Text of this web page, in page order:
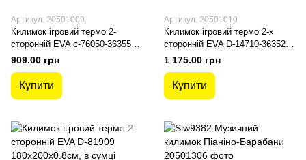
Артикул: 20501009
Килимок ігровий термо 2-
сторонній EVA с-76050-36355
180х120х0.8см, в сумці
909.00 грн
Купити
Артикул: 20501010
Килимок ігровий термо 2-х
сторонній EVA D-14710-36352
180х200х0.8см, в сумці
1 175.00 грн
Купити